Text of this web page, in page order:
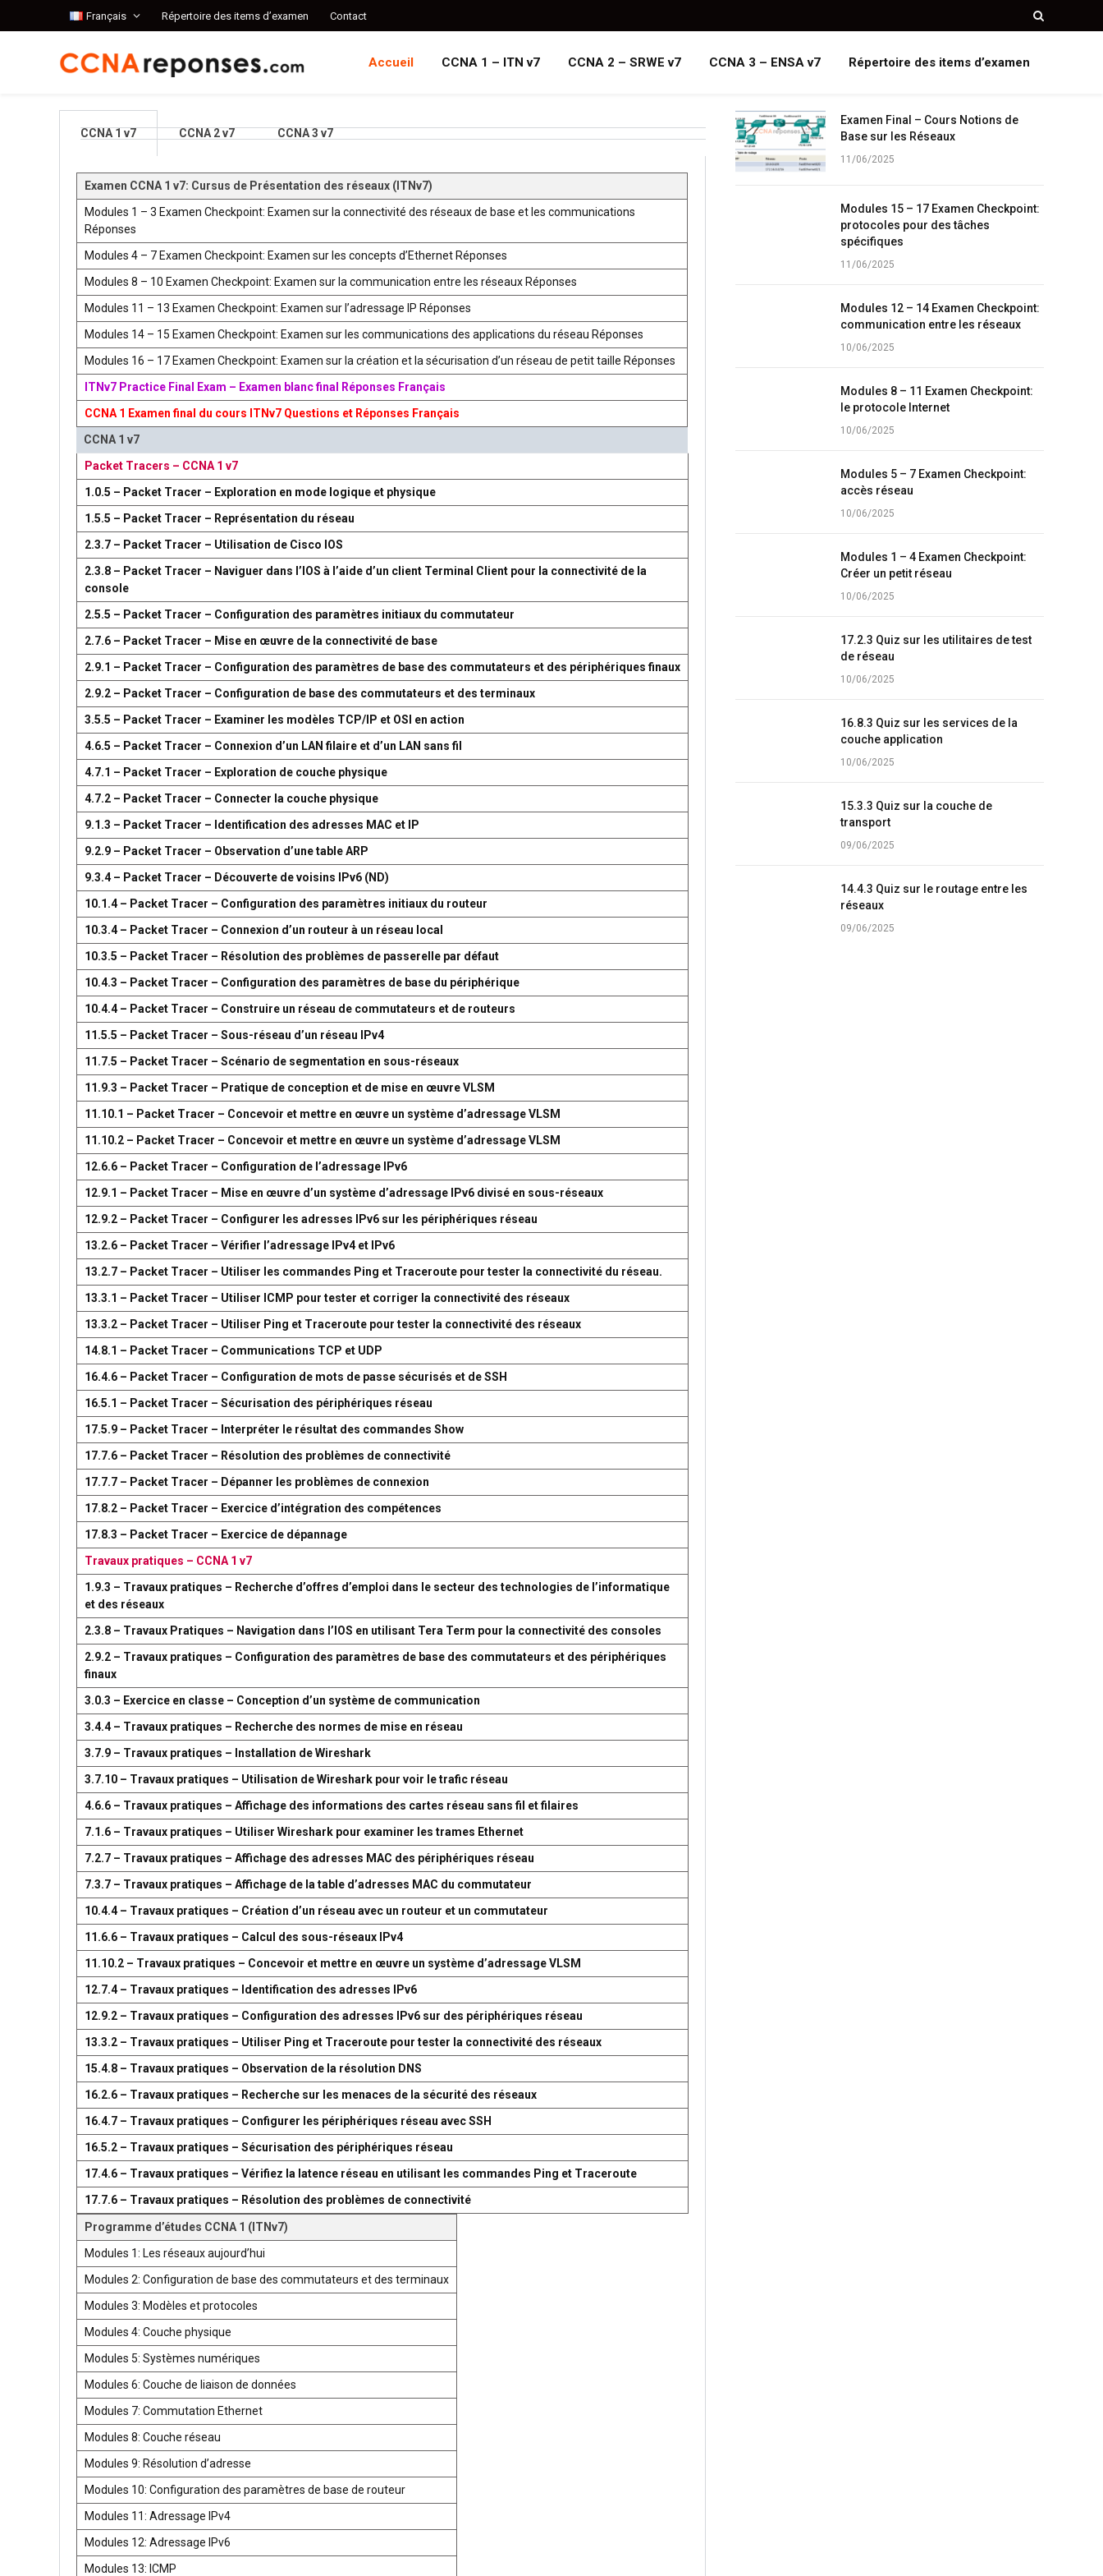
Français Répertoire des items d’examen Contact
Accueil CCNA 1 – ITN v7 CCNA 2 – SRWE v7 CCNA 3 – ENSA v7 Répertoire des items d’examen
CCNA 1 v7 CCNA 2 v7 CCNA 3 v7
Examen CCNA 1 v7: Cursus de Présentation des réseaux (ITNv7)
Modules 1 – 3 Examen Checkpoint: Examen sur la connectivité des réseaux de base et les communications
Réponses
Modules 4 – 7 Examen Checkpoint: Examen sur les concepts d’Ethernet Réponses
Modules 8 – 10 Examen Checkpoint: Examen sur la communication entre les réseaux Réponses
Modules 11 – 13 Examen Checkpoint: Examen sur l’adressage IP Réponses
Modules 14 – 15 Examen Checkpoint: Examen sur les communications des applications du réseau Réponses
Modules 16 – 17 Examen Checkpoint: Examen sur la création et la sécurisation d’un réseau de petit taille Réponses
ITNv7 Practice Final Exam – Examen blanc final Réponses Français
CCNA 1 Examen final du cours ITNv7 Questions et Réponses Français
CCNA 1 v7
Packet Tracers – CCNA 1 v7
1.0.5 – Packet Tracer – Exploration en mode logique et physique
1.5.5 – Packet Tracer – Représentation du réseau
2.3.7 – Packet Tracer – Utilisation de Cisco IOS
2.3.8 – Packet Tracer – Naviguer dans l’IOS à l’aide d’un client Terminal Client pour la connectivité de la
console
2.5.5 – Packet Tracer – Configuration des paramètres initiaux du commutateur
2.7.6 – Packet Tracer – Mise en œuvre de la connectivité de base
2.9.1 – Packet Tracer – Configuration des paramètres de base des commutateurs et des périphériques finaux
2.9.2 – Packet Tracer – Configuration de base des commutateurs et des terminaux
3.5.5 – Packet Tracer – Examiner les modèles TCP/IP et OSI en action
4.6.5 – Packet Tracer – Connexion d’un LAN filaire et d’un LAN sans fil
4.7.1 – Packet Tracer – Exploration de couche physique
4.7.2 – Packet Tracer – Connecter la couche physique
9.1.3 – Packet Tracer – Identification des adresses MAC et IP
9.2.9 – Packet Tracer – Observation d’une table ARP
9.3.4 – Packet Tracer – Découverte de voisins IPv6 (ND)
10.1.4 – Packet Tracer – Configuration des paramètres initiaux du routeur
10.3.4 – Packet Tracer – Connexion d’un routeur à un réseau local
10.3.5 – Packet Tracer – Résolution des problèmes de passerelle par défaut
10.4.3 – Packet Tracer – Configuration des paramètres de base du périphérique
10.4.4 – Packet Tracer – Construire un réseau de commutateurs et de routeurs
11.5.5 – Packet Tracer – Sous-réseau d’un réseau IPv4
11.7.5 – Packet Tracer – Scénario de segmentation en sous-réseaux
11.9.3 – Packet Tracer – Pratique de conception et de mise en œuvre VLSM
11.10.1 – Packet Tracer – Concevoir et mettre en œuvre un système d’adressage VLSM
11.10.2 – Packet Tracer – Concevoir et mettre en œuvre un système d’adressage VLSM
12.6.6 – Packet Tracer – Configuration de l’adressage IPv6
12.9.1 – Packet Tracer – Mise en œuvre d’un système d’adressage IPv6 divisé en sous-réseaux
12.9.2 – Packet Tracer – Configurer les adresses IPv6 sur les périphériques réseau
13.2.6 – Packet Tracer – Vérifier l’adressage IPv4 et IPv6
13.2.7 – Packet Tracer – Utiliser les commandes Ping et Traceroute pour tester la connectivité du réseau.
13.3.1 – Packet Tracer – Utiliser ICMP pour tester et corriger la connectivité des réseaux
13.3.2 – Packet Tracer – Utiliser Ping et Traceroute pour tester la connectivité des réseaux
14.8.1 – Packet Tracer – Communications TCP et UDP
16.4.6 – Packet Tracer – Configuration de mots de passe sécurisés et de SSH
16.5.1 – Packet Tracer – Sécurisation des périphériques réseau
17.5.9 – Packet Tracer – Interpréter le résultat des commandes Show
17.7.6 – Packet Tracer – Résolution des problèmes de connectivité
17.7.7 – Packet Tracer – Dépanner les problèmes de connexion
17.8.2 – Packet Tracer – Exercice d’intégration des compétences
17.8.3 – Packet Tracer – Exercice de dépannage
Travaux pratiques – CCNA 1 v7
1.9.3 – Travaux pratiques – Recherche d’offres d’emploi dans le secteur des technologies de l’informatique
et des réseaux
2.3.8 – Travaux Pratiques – Navigation dans l’IOS en utilisant Tera Term pour la connectivité des consoles
2.9.2 – Travaux pratiques – Configuration des paramètres de base des commutateurs et des périphériques
finaux
3.0.3 – Exercice en classe – Conception d’un système de communication
3.4.4 – Travaux pratiques – Recherche des normes de mise en réseau
3.7.9 – Travaux pratiques – Installation de Wireshark
3.7.10 – Travaux pratiques – Utilisation de Wireshark pour voir le trafic réseau
4.6.6 – Travaux pratiques – Affichage des informations des cartes réseau sans fil et filaires
7.1.6 – Travaux pratiques – Utiliser Wireshark pour examiner les trames Ethernet
7.2.7 – Travaux pratiques – Affichage des adresses MAC des périphériques réseau
7.3.7 – Travaux pratiques – Affichage de la table d’adresses MAC du commutateur
10.4.4 – Travaux pratiques – Création d’un réseau avec un routeur et un commutateur
11.6.6 – Travaux pratiques – Calcul des sous-réseaux IPv4
11.10.2 – Travaux pratiques – Concevoir et mettre en œuvre un système d’adressage VLSM
12.7.4 – Travaux pratiques – Identification des adresses IPv6
12.9.2 – Travaux pratiques – Configuration des adresses IPv6 sur des périphériques réseau
13.3.2 – Travaux pratiques – Utiliser Ping et Traceroute pour tester la connectivité des réseaux
15.4.8 – Travaux pratiques – Observation de la résolution DNS
16.2.6 – Travaux pratiques – Recherche sur les menaces de la sécurité des réseaux
16.4.7 – Travaux pratiques – Configurer les périphériques réseau avec SSH
16.5.2 – Travaux pratiques – Sécurisation des périphériques réseau
17.4.6 – Travaux pratiques – Vérifiez la latence réseau en utilisant les commandes Ping et Traceroute
17.7.6 – Travaux pratiques – Résolution des problèmes de connectivité
Programme d’études CCNA 1 (ITNv7)
Modules 1: Les réseaux aujourd’hui
Modules 2: Configuration de base des commutateurs et des terminaux
Modules 3: Modèles et protocoles
Modules 4: Couche physique
Modules 5: Systèmes numériques
Modules 6: Couche de liaison de données
Modules 7: Commutation Ethernet
Modules 8: Couche réseau
Modules 9: Résolution d’adresse
Modules 10: Configuration des paramètres de base de routeur
Modules 11: Adressage IPv4
Modules 12: Adressage IPv6
Modules 13: ICMP
Examen Final – Cours Notions de
Base sur les Réseaux
11/06/2025
Modules 15 – 17 Examen Checkpoint:
protocoles pour des tâches
spécifiques
11/06/2025
Modules 12 – 14 Examen Checkpoint:
communication entre les réseaux
10/06/2025
Modules 8 – 11 Examen Checkpoint:
le protocole Internet
10/06/2025
Modules 5 – 7 Examen Checkpoint:
accès réseau
10/06/2025
Modules 1 – 4 Examen Checkpoint:
Créer un petit réseau
10/06/2025
17.2.3 Quiz sur les utilitaires de test
de réseau
10/06/2025
16.8.3 Quiz sur les services de la
couche application
10/06/2025
15.3.3 Quiz sur la couche de
transport
09/06/2025
14.4.3 Quiz sur le routage entre les
réseaux
09/06/2025